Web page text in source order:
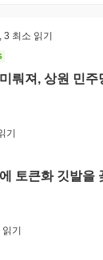
체인 기술을 통해
방법을 찾는 게임
사용자 커뮤니티를
네트워크를 보호
이 모델은 분산화
합니다.
당한 위험에 직면
대한 우려가 제기
적 문제도 논란의
3 최소 읽기
뤄져, 상원 민주
기
토큰화 깃발을
읽기